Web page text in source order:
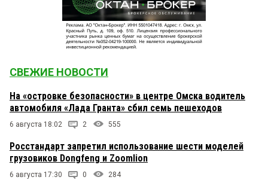
СВЕЖИЕ НОВОСТИ
На «островке безопасности» в центре Омска водитель
автомобиля «Лада Гранта» сбил семь пешеходов
6 августа 18:02 2 555
Росстандарт запретил использование шести моделей
грузовиков Dongfeng и Zoomlion
6 августа 17:30 0 284